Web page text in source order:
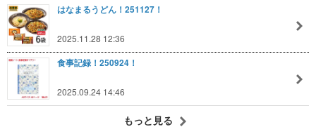
はなまるうどん！251127！
2025.11.28 12:36
食事記録！250924！
2025.09.24 14:46
もっと見る